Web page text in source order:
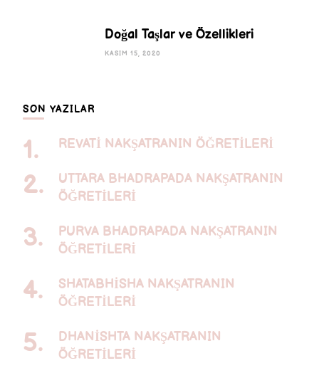
Doğal Taşlar ve Özellikleri
KASIM 15, 2020
SON YAZILAR
REVATİ NAKŞATRANIN ÖĞRETİLERİ
UTTARA BHADRAPADA NAKŞATRANIN
ÖĞRETİLERİ
PURVA BHADRAPADA NAKŞATRANIN
ÖĞRETİLERİ
SHATABHİSHA NAKŞATRANIN
ÖĞRETİLERİ
DHANİSHTA NAKŞATRANIN
ÖĞRETİLERİ